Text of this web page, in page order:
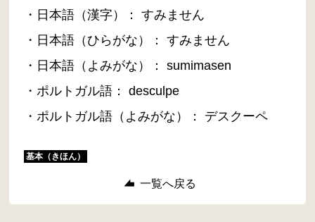
・日本語（漢字）： すみません
・日本語（ひらがな）： すみません
・日本語（よみがな）： sumimasen
・ポルトガル語： desculpe
・ポルトガル語（よみがな）： デスクーペ
基本（きほん）
一覧へ戻る